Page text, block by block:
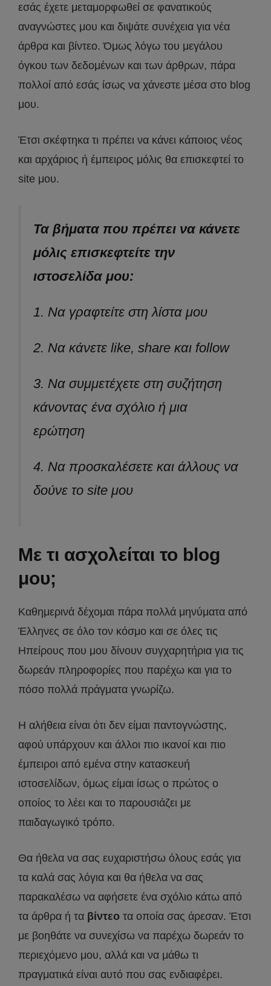
εσάς έχετε μεταμορφωθεί σε φανατικούς
αναγνώστες μου και διψάτε συνέχεια για νέα
άρθρα και βίντεο. Όμως λόγω του μεγάλου
όγκου των δεδομένων και των άρθρων, πάρα
πολλοί από εσάς ίσως να χάνεστε μέσα στο blog
μου.
Έτσι σκέφτηκα τι πρέπει να κάνει κάποιος νέος
και αρχάριος ή έμπειρος μόλις θα επισκεφτεί το
site μου.
Τα βήματα που πρέπει να κάνετε
μόλις επισκεφτείτε την
ιστοσελίδα μου:
1. Να γραφτείτε στη λίστα μου
2. Να κάνετε like, share και follow
3. Να συμμετέχετε στη συζήτηση
κάνοντας ένα σχόλιο ή μια
ερώτηση
4. Να προσκαλέσετε και άλλους να
δούνε το site μου
Με τι ασχολείται το blog
μου;
Καθημερινά δέχομαι πάρα πολλά μηνύματα από
Έλληνες σε όλο τον κόσμο και σε όλες τις
Ηπείρους που μου δίνουν συγχαρητήρια για τις
δωρεάν πληροφορίες που παρέχω και για το
πόσο πολλά πράγματα γνωρίζω.
Η αλήθεια είναι ότι δεν είμαι παντογνώστης,
αφού υπάρχουν και άλλοι πιο ικανοί και πιο
έμπειροι από εμένα στην κατασκευή
ιστοσελίδων, όμως είμαι ίσως ο πρώτος ο
οποίος το λέει και το παρουσιάζει με
παιδαγωγικό τρόπο.
Θα ήθελα να σας ευχαριστήσω όλους εσάς για
τα καλά σας λόγια και θα ήθελα να σας
παρακαλέσω να αφήσετε ένα σχόλιο κάτω από
τα άρθρα ή τα βίντεο τα οποία σας άρεσαν. Έτσι
με βοηθάτε να συνεχίσω να παρέχω δωρεάν το
περιεχόμενο μου, αλλά και να μάθω τι
πραγματικά είναι αυτό που σας ενδιαφέρει.